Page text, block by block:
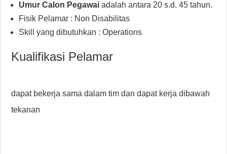
Umur Calon Pegawaiadalah antara 20 s.d. 45 tahun.
Fisik Pelamar : Non Disabilitas
Skill yang dibutuhkan : Operations
Kualifikasi Pelamar
dapat bekerja sama dalam tim dan dapat kerja dibawah
tekanan